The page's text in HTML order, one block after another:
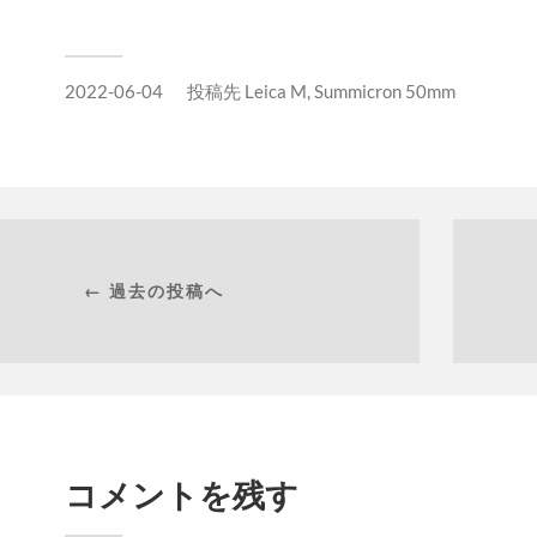
2022-06-04 投稿先 Leica M,Summicron 50mm
← 過去の投稿へ
コメントを残す